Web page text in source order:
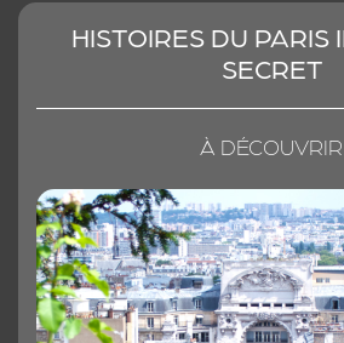
HISTOIRES DU PARIS
SECRET
À DÉCOUVRIR